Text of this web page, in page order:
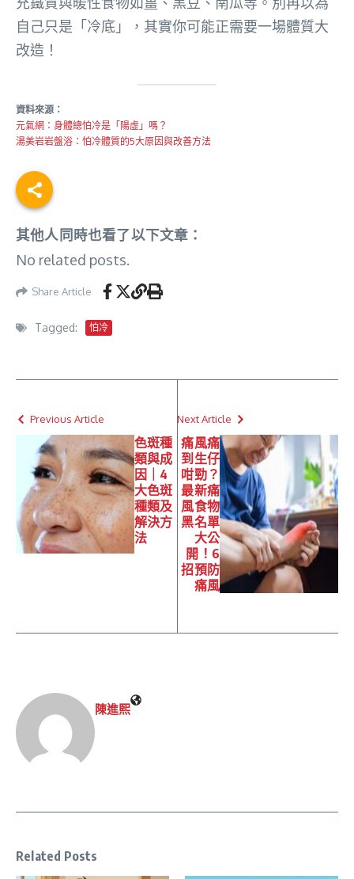
自己只是「冷底」，其實你可能正需要一場體質大
改造！
資料來源：
元氣網：身體總怕冷是「陽虛」嗎？
湯美岩岩盤浴：怕冷體質的5大原因與改善方法
其他人同時也看了以下文章：
No related posts.
Share Article
Tagged: 怕冷
Previous Article
色斑種
類與成
因｜4
大色斑
種類及
解決方
法
Next Article
痛風痛
到生仔
咁勁？
最新痛
風食物
黑名單
大公
開！6
招預防
痛風
陳進𤋮
Related Posts